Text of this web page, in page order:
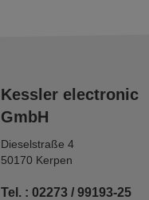
Kessler electronic
GmbH
Dieselstraße 4
50170 Kerpen
Tel. : 02273 / 99193-25